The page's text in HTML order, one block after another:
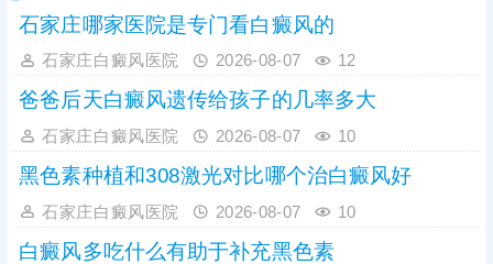
石家庄哪家医院是专门看白癜风的
石家庄白癜风医院 2026-08-07 12
爸爸后天白癜风遗传给孩子的几率多大
石家庄白癜风医院 2026-08-07 10
黑色素种植和308激光对比哪个治白癜风好
石家庄白癜风医院 2026-08-07 10
白癜风多吃什么有助于补充黑色素